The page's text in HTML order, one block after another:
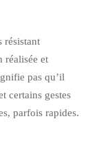
résistant
réalisée et
pas qu’il
certains gestes
parfois rapides.